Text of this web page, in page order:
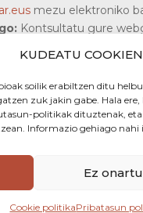
KUDEATU
soilik erabiltzen ditu
zuk jakin gabe. Hala
politikak dituztenak,
Informazio gehiago
Ez onartu
Cookie politikaPribatasun
mezu elektroniko
Kontsultatu gure
Lege